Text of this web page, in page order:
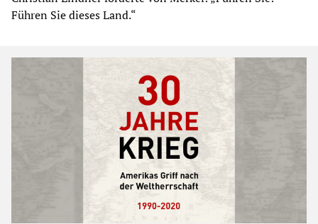
Führen Sie dieses Land.“